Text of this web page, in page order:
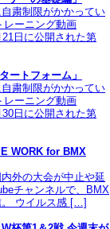
粛制限がかかってい
レーニング動画
日に公開された第
ートフォーム」
粛制限がかかってい
レーニング動画
日に公開された第
WORK for BMX
外の大会が中止や延
チャンネルで、BMX
。 ウイルス感 […]